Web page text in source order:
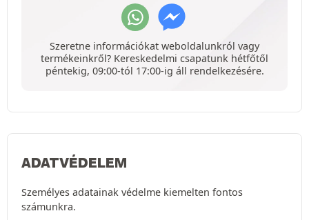
Szeretne információkat weboldalunkról vagy
termékeinkről? Kereskedelmi csapatunk hétfőtől
péntekig, 09:00-tól 17:00-ig áll rendelkezésére.
ADATVÉDELEM
Személyes adatainak védelme kiemelten fontos
számunkra.